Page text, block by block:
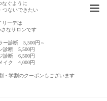
なぐように
つないできたい
リーデは
なサロンです
ー診断 5,500円～
診断 5,500円
診断 6,500円
イク 4,000円
・学割のクーポンもございます